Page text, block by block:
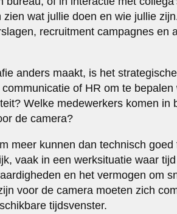
wat jullie doen en wie jullie
recruitment campagnes en
anders maakt, is het
of HR om te
Welke medewerkers komen in
de camera?
meer kunnen dan technisch
vaak in een werksituatie waar
en het vermogen om
voor de camera moeten zich
tijdsvenster.